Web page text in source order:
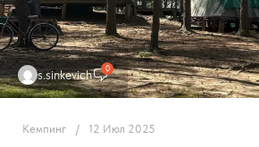
s.sinkevich 0
Кемпинг 12 Июл 2025